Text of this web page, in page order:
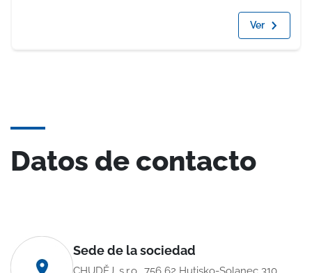
Ver
Datos de contacto
Sede de la sociedad